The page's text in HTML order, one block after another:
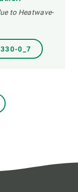
to Heatwave-
0_7